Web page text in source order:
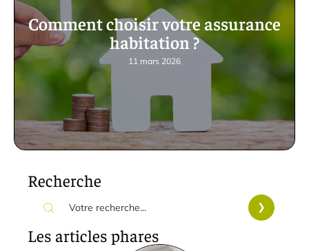
Comment choisir votre assurance
habitation ?
11 mars 2026
Recherche
Les articles phares